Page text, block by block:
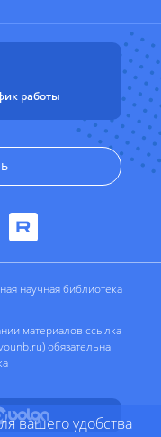
работы
научная библиотека
материалов ссылка
обязательна
вашего удобства